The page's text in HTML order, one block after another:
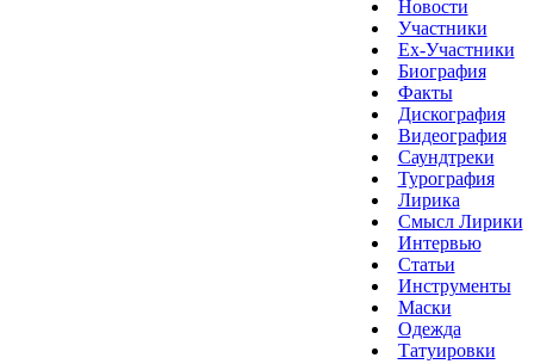
Новости
Участники
Ex-Участники
Биография
Факты
Дискография
Видеография
Саундтреки
Турография
Лирика
Смысл Лирики
Интервью
Статьи
Инструменты
Маски
Одежда
Татуировки